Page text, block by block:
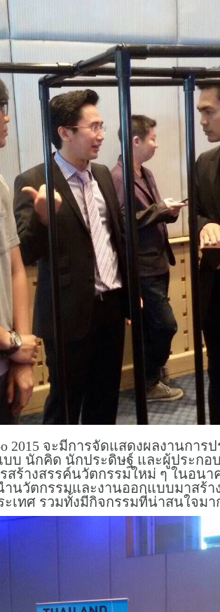
2015 จะมีการจัดแสดงผลงานก
บ นักคิด นักประดิษฐ์ และผู้ประกอ
สร้างสรรค์นวัตกรรมใหม่ ๆ ในอน
ำนวัตกรรมและงานออกแบบมาส
ทศ รวมทั้งมีกิจกรรมที่น่าสนใจมา